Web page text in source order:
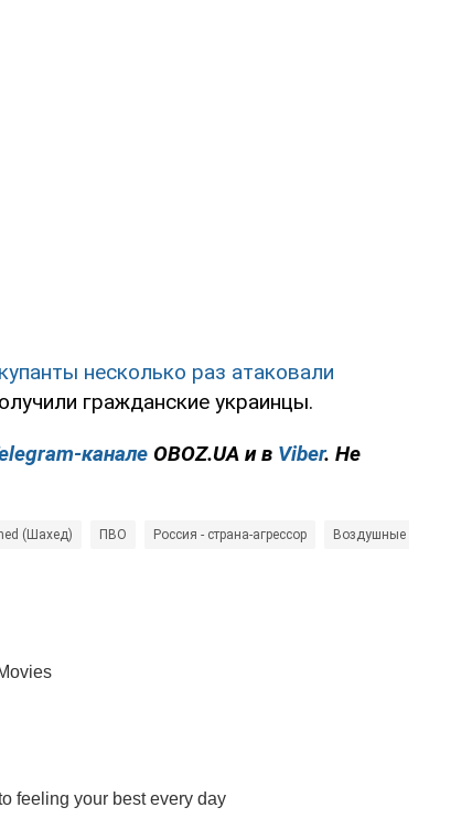
несколько раз атаковали
гражданские украинцы.
канале OBOZ.UA и в Viber. Не
(Шахед) ПВО Россия - страна-агрессор Воздушные силы ВСУ